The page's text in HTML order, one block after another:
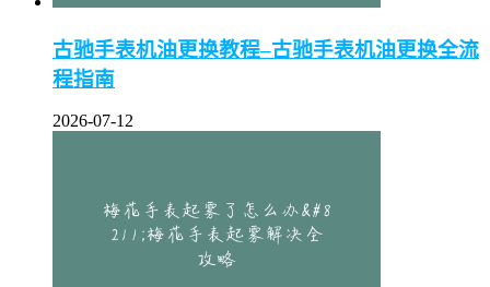
古驰手表机油更换教程–古驰手表机油更换全流
程指南
2026-07-12